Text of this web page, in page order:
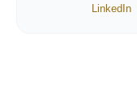
LinkedIn